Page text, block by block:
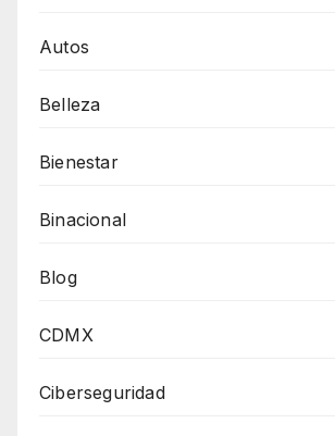
Autos
Belleza
Bienestar
Binacional
Blog
CDMX
Ciberseguridad